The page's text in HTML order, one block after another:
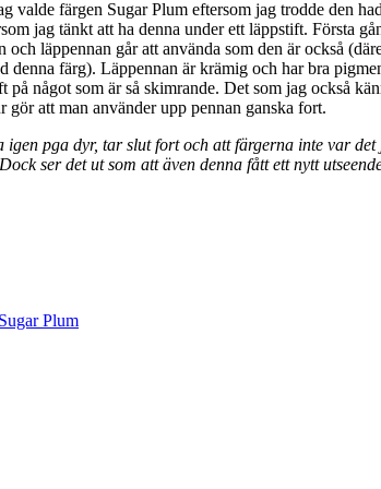
valde färgen Sugar Plum eftersom jag trodde den
jag tänkt att ha denna under ett läppstift. Första
läppennan går att använda som den är också
färg). Läppennan är krämig och har bra
något som är så skimrande. Det som jag också
att man använder upp pennan ganska fort.
pga dyr, tar slut fort och att färgerna inte var
ser det ut som att även denna fått ett nytt
Sugar Plum